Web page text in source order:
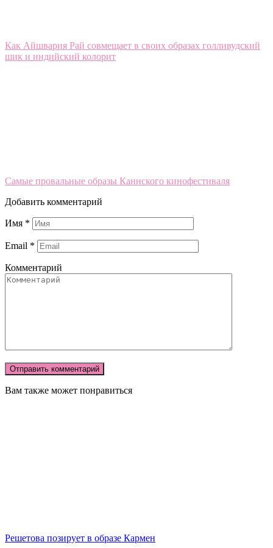
Как Айшвария Рай совмещает в своих образах голливудский
шик и индийский колорит
Самые провальные образы Каннского кинофестиваля
Добавить комментарий
Имя *
Email *
Комментарий
Вам также может понравиться
Решетова позирует в образе Кармен